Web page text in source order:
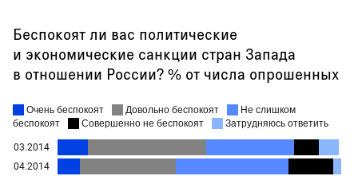
Беспокоят ли вас политические
и экономические санкции стран Запада
в отношении России? % от числа опрошенных